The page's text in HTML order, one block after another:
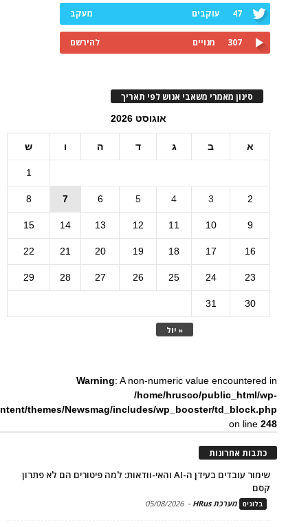
47 עוקבים מעקב
307 מנויים להירשם
סינון מאמרי משאבי אנוש לפי תאריך
אוגוסט 2026
א ב ג ד ה ו ש
« יול
1
2
3
4
5
6
7
8
9
10
11
12
13
14
15
16
17
18
19
20
21
22
23
24
25
26
27
28
29
30
31
Warning: A non-numeric value encountered in
/home/hrusco/public_html/wp-
themes/Newsmag/includes/wp_booster/td_block.php
on line248
כתבות אחרונות
שימור עובדים בעידן ה-AI והאי-וודאות: למה פיטורים הם לא פתרון
קסם
בלוגים מערכת HRus -
05/08/2026